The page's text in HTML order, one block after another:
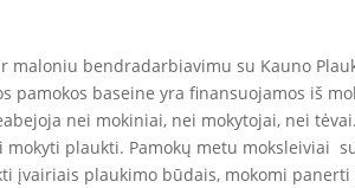
maloniu bendradarbiavimu su Kauno
pamokos baseine yra finansuojamos iš
nei mokiniai, nei mokytojai, nei
plaukti. Pamokų metu moksleiviai
įvairiais plaukimo būdais, mokomi